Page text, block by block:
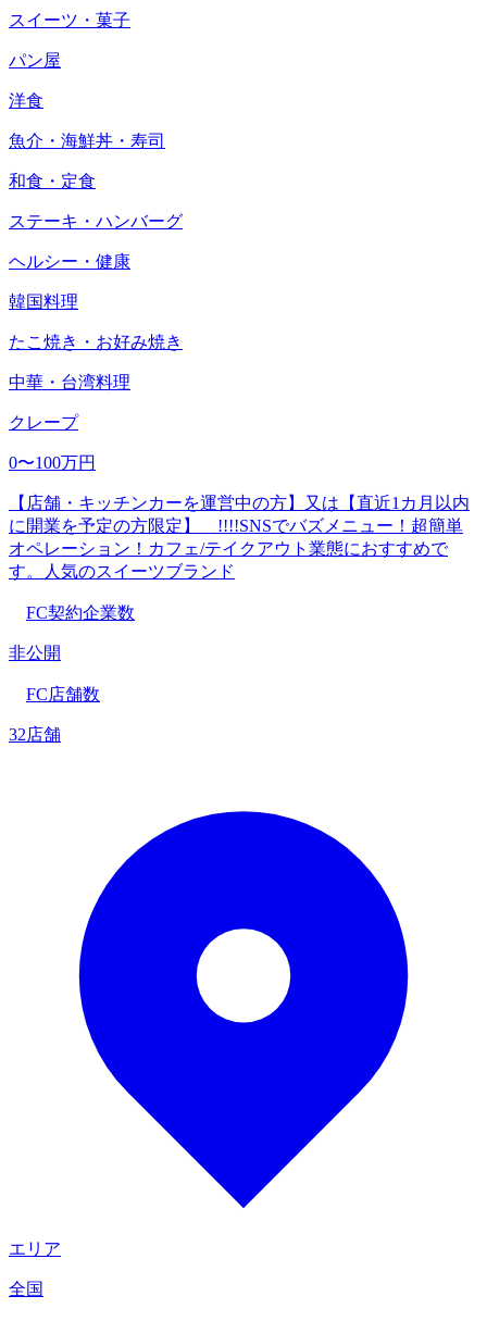
スイーツ・菓子
パン屋
洋食
魚介・海鮮丼・寿司
和食・定食
ステーキ・ハンバーグ
ヘルシー・健康
韓国料理
たこ焼き・お好み焼き
中華・台湾料理
クレープ
0〜100万円
【店舗・キッチンカーを運営中の方】又は【直近1カ月以内
に開業を予定の方限定】 !!!!SNSでバズメニュー！超簡単
オペレーション！カフェ/テイクアウト業態におすすめで
す。人気のスイーツブランド
FC契約企業数
非公開
FC店舗数
32店舗
エリア
全国